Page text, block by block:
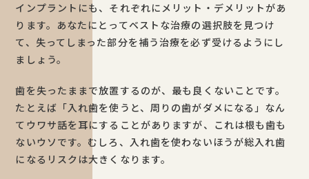
インプラントにも、それぞれにメリット・デメリットがあ
ります。あなたにとってベストな治療の選択肢を見つけ
て、失ってしまった部分を補う治療を必ず受けるようにし
ましょう。
歯を失ったままで放置するのが、最も良くないことです。
たとえば「入れ歯を使うと、周りの歯がダメになる」なん
てウワサ話を耳にすることがありますが、これは根も歯も
ないウソです。むしろ、入れ歯を使わないほうが総入れ歯
になるリスクは大きくなります。